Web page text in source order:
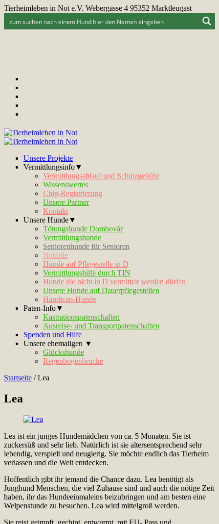
Tierheimleben in Not e.V. Webergasse 4 95352 Marktleugast
Unsere Projekte
Vermittlungsinfo▼
Vermittlungsablauf und Schutzgebühr
Wissenswertes
Chip-Registrierung
Unsere Partner
Kontakt
Unsere Hunde▼
Tötungshunde Dombovár
Vermittlungshunde
Seniorenhunde für Senioren
Notfelle
Hunde auf Pflegestelle in D
Vermittlungshilfe durch TIN
Hunde die nicht in D vermittelt werden dürfen
Unsere Hunde auf Dauerpflegestellen
Handicap-Hunde
Paten-Info▼
Kastrationspatenschaften
Ausreise- und Transportpatenschaften
Spenden und Hilfe
Unsere ehemaligen ▼
Glückshunde
Regenbogenbrücke
Startseite /Lea
Lea
Lea ist ein junges Hundemädchen von ca. 5 Monaten. Sie ist
zuckersüß und sehr lieb. Natürlich ist sie altersentsprechend sehr
lebendig, verspielt und neugierig. Sie möchte endlich das Tierheim
verlassen und die Welt entdecken.
Hoffentlich gibt ihr jemand die Chance dazu. Lea benötigt als
Junghund Menschen, die viel Zuhause sind und auch die nötige Zeit
haben, ihr das Hundeeinmaleins beizubringen und am besten eine
Welpenstunde zu besuchen. Lea wird mittelgroß werden.
Sie reist geimpft, gechipt, entwurmt, mit EU- Pass und